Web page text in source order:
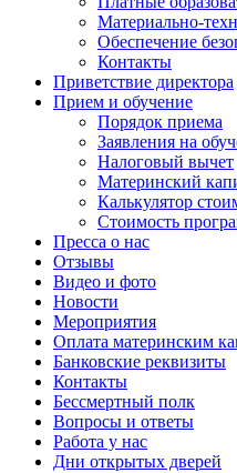
Материально-
Обеспечение
Контакты
Приветствие директора
Прием и обучение
Порядок приема
Заявления на
Налоговый вычет
Материнский
Калькулятор
Стоимость
Пресса о нас
Отзывы
Видео и фото
Новости
Мероприятия
Оплата материнским
Банковские реквизиты
Контакты
Бессмертный полк
Вопросы и ответы
Работа у нас
Дни открытых дверей